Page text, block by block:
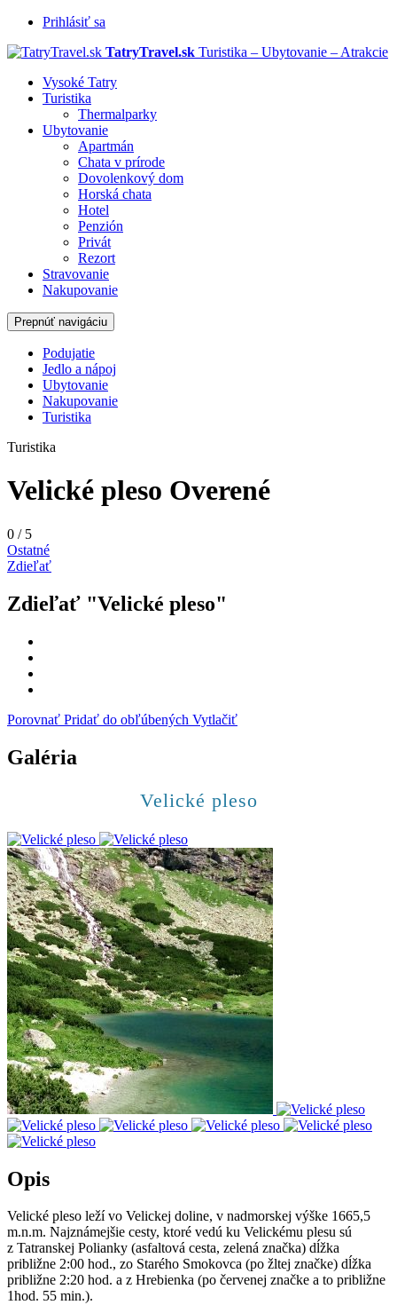
Prihlásiť sa
TatryTravel.sk Turistika – Ubytovanie – Atrakcie
Vysoké Tatry
Turistika
Thermalparky
Ubytovanie
Apartmán
Chata v prírode
Dovolenkový dom
Horská chata
Hotel
Penzión
Privát
Rezort
Stravovanie
Nakupovanie
Prepnúť navigáciu
Podujatie
Jedlo a nápoj
Ubytovanie
Nakupovanie
Turistika
Turistika
Velické pleso Overené
0 /5
Ostatné
Zdieľať
Zdieľať "Velické pleso"
Porovnať Pridať do obľúbených Vytlačiť
Galéria
Velické pleso
Opis
Velické pleso leží vo Velickej doline, v nadmorskej výške 1665,5
m.n.m. Najznámejšie cesty, ktoré vedú ku Velickému plesu sú
z Tatranskej Polianky (asfaltová cesta, zelená značka) dĺžka
približne 2:00 hod., zo Starého Smokovca (po žltej značke) dĺžka
približne 2:20 hod. a z Hrebienka (po červenej značke a to približne
1hod. 55 min.).